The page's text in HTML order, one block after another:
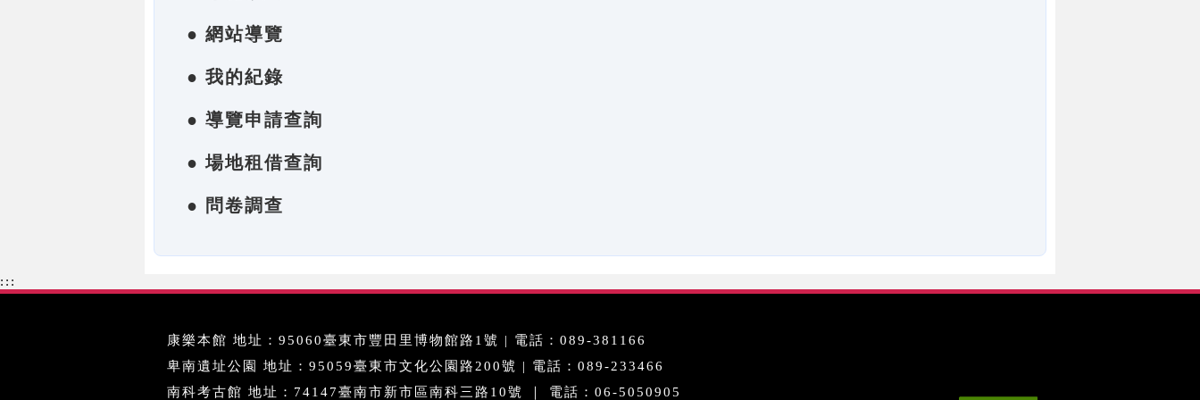
● 網站導覽
● 我的紀錄
● 導覽申請查詢
● 場地租借查詢
● 問卷調查
:::
康樂本館 地址：95060臺東市豐田里博物館路1號 | 電話：089-381166
卑南遺址公園 地址：95059臺東市文化公園路200號 | 電話：089-233466
南科考古館 地址：74147臺南市新市區南科三路10號 ｜ 電話：06-5050905